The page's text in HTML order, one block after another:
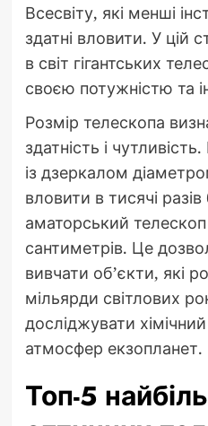
Всесвіту, які менші
здатні вловити. У цій
в світ гігантських
своєю потужністю та
Розмір телескопа
здатність і
із дзеркалом
вловити в тисячі
аматорський
сантиметрів. Це
вивчати об’єкти, які
мільярди світлових
досліджувати
атмосфер екзопланет.
Топ-5